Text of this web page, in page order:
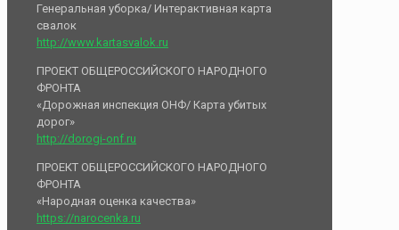
Генеральная уборка/ Интерактивная карта
свалок
http://www.kartasvalok.ru
ПРОЕКТ ОБЩЕРОССИЙСКОГО НАРОДНОГО
ФРОНТА
«Дорожная инспекция ОНФ/ Карта убитых
дорог»
http://dorogi-onf.ru
ПРОЕКТ ОБЩЕРОССИЙСКОГО НАРОДНОГО
ФРОНТА
«Народная оценка качества»
https://narocenka.ru